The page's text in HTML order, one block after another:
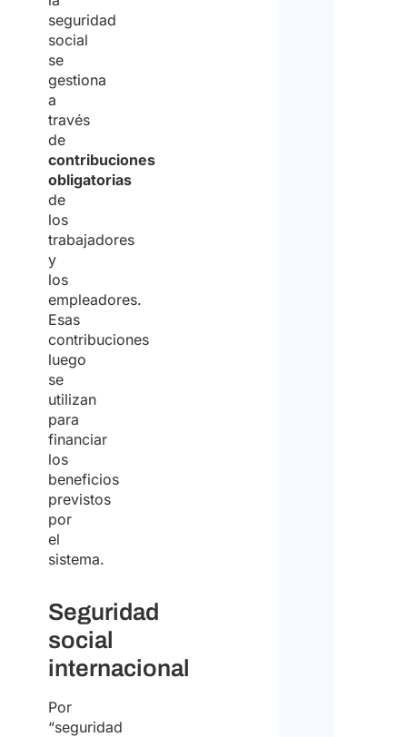
seguridad
social
se
gestiona
a
través
de
contribuciones
obligatorias
de
los
trabajadores
y
los
empleadores.
Esas
contribuciones
luego
se
utilizan
para
financiar
los
beneficios
previstos
por
el
sistema.
Seguridad
social
internacional
Por
“seguridad